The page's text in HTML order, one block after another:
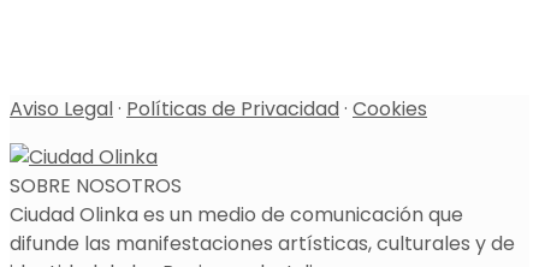
Aviso Legal· Políticas de Privacidad· Cookies
SOBRE NOSOTROS
Ciudad Olinka es un medio de comunicación que
difunde las manifestaciones artísticas, culturales y de